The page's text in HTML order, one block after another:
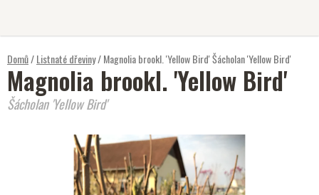
Domů/Listnaté dřeviny/Magnolia brookl. 'Yellow Bird'Šácholan 'Yellow Bird'
Magnolia brookl. 'Yellow Bird'
Šácholan 'Yellow Bird'